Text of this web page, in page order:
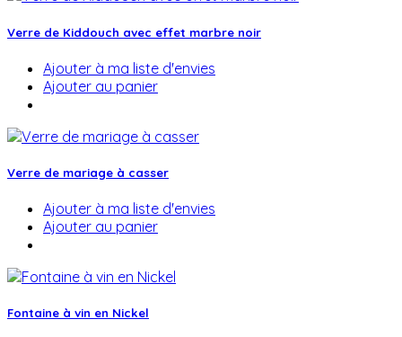
Verre de Kiddouch avec effet marbre noir
Ajouter à ma liste d'envies
Ajouter au panier
Verre de mariage à casser
Ajouter à ma liste d'envies
Ajouter au panier
Fontaine à vin en Nickel